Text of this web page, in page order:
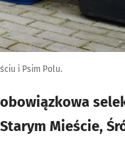
i Psim Polu.
Mieście,